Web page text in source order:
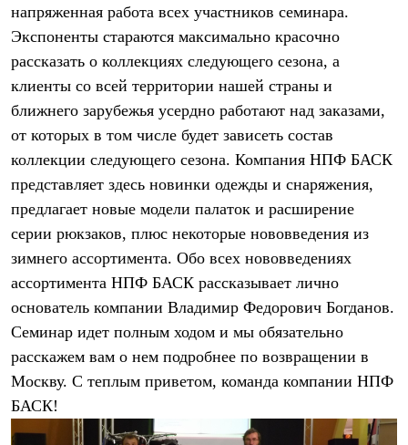
Брюки
Жилеты
Термобелье
Теплое термобелье
Среднее термобелье
Легкое термобелье
Лёгкая одежда
Футболки
Толстовки
Брюки
Женская одежда
Утепленная пухом
Брюки
Жилеты
Утепленная синтетикой
Брюки
Штормовая одежда
Куртки
Софтшелл одежда
Куртки
Лёгкая одежда
напряженная работа всех участников семинара.
Экспоненты стараются максимально красочно
рассказать о коллекциях следующего сезона, а
клиенты со всей территории нашей страны и
ближнего зарубежья усердно работают над заказами,
от которых в том числе будет зависеть состав
коллекции следующего сезона. Компания НПФ БАСК
представляет здесь новинки одежды и снаряжения,
предлагает новые модели палаток и расширение
серии рюкзаков, плюс некоторые нововведения из
зимнего ассортимента. Обо всех нововведениях
ассортимента НПФ БАСК рассказывает лично
основатель компании Владимир Федорович Богданов.
Семинар идет полным ходом и мы обязательно
расскажем вам о нем подробнее по возвращении в
Москву. С теплым приветом, команда компании НПФ
БАСК!